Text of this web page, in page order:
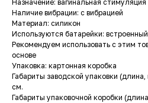
Назначение: вагинальная стимуляция
Наличие вибрации: с вибрацией
Материал: силикон
Используются батарейки:
Рекомендуем использовать с этим
основе
Упаковка: картонная коробка
Габариты заводской упаковки
см.
Габариты упаковочной коробки